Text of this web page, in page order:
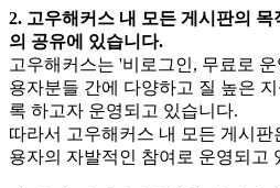
2. 고우해커스 내 모든 게시판의
의 공유에 있습니다.
고우해커스는 '비로그인, 무료로
용자분들 간에 다양하고 질 높은
록 하고자 운영되고 있습니다.
따라서 고우해커스 내 모든 게시판
용자의 자발적인 참여로 운영되고